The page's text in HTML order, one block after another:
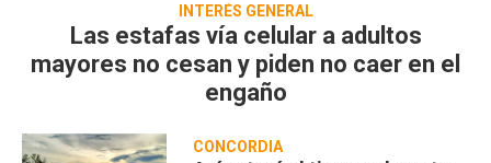
INTERÉS GENERAL
Las estafas vía celular a adultos
mayores no cesan y piden no caer en el
engaño
CONCORDIA